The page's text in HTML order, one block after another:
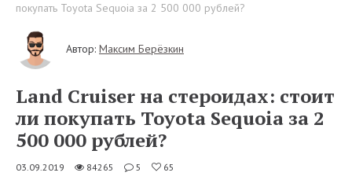
покупать Toyota Sequoia за 2 500 000 рублей?
Автор: Максим Берёзкин
Land Cruiser на стероидах: стоит
ли покупать Toyota Sequoia за 2
500 000 рублей?
03.09.2019 84265 5 65